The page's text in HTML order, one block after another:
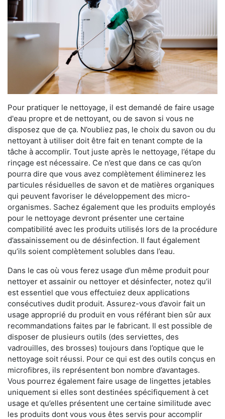
Pour pratiquer le nettoyage, il est demandé de faire usage
d'eau propre et de nettoyant, ou de savon si vous ne
disposez que de ça. N’oubliez pas, le choix du savon ou du
nettoyant à utiliser doit être fait en tenant compte de la
tâche à accomplir. Tout juste après le nettoyage, l’étape du
rinçage est nécessaire. Ce n’est que dans ce cas qu’on
pourra dire que vous avez complètement éliminerez les
particules résiduelles de savon et de matières organiques
qui peuvent favoriser le développement des micro-
organismes. Sachez également que les produits employés
pour le nettoyage devront présenter une certaine
compatibilité avec les produits utilisés lors de la procédure
d’assainissement ou de désinfection. Il faut également
qu’ils soient complètement solubles dans l’eau.
Dans le cas où vous ferez usage d’un même produit pour
nettoyer et assainir ou nettoyer et désinfecter, notez qu’il
est essentiel que vous effectuiez deux applications
consécutives dudit produit. Assurez-vous d’avoir fait un
usage approprié du produit en vous référant bien sûr aux
recommandations faites par le fabricant. Il est possible de
disposer de plusieurs outils (des serviettes, des
vadrouilles, des brosses) toujours dans l’optique que le
nettoyage soit réussi. Pour ce qui est des outils conçus en
microfibres, ils représentent bon nombre d’avantages.
Vous pourrez également faire usage de lingettes jetables
uniquement si elles sont destinées spécifiquement à cet
usage et qu’elles présentent une certaine similitude avec
les produits dont vous vous êtes servis pour accomplir